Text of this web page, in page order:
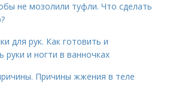
не мозолили туфли. Что сделать
для рук. Как готовить и
руки и ногти в ванночках
Причины жжения в теле